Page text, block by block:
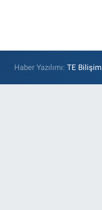
Haber Yazılımı:TE Bilişim